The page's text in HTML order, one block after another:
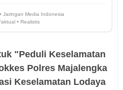
• Jaringan Media Indonesia
• Realistis
"Peduli Keselamatan
Polres Majalengka
Keselamatan Lodaya